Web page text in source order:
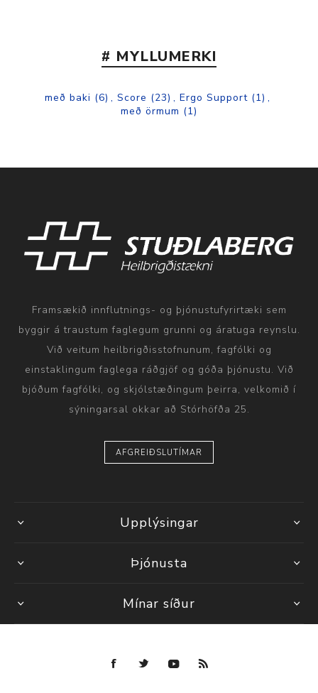
# MYLLUMERKI
með baki (6) , Score (23) , Ergo Support (1) ,
með örmum (1)
Framsækið innflutnings- og þjónustufyrirtæki sem
byggir á traustum faglegum grunni og áratuga reynslu.
Við veitum heilbrigðisstofnunum, fagfólki og
einstaklingum faglega ráðgjöf og góða þjónustu. Við
bjóðum fagfólki, og skjólstæðingum þeirra, velkomið í
sýningarsal okkar að Stórhöfða 25.
AFGREIÐSLUTÍMAR
Upplýsingar
Þjónusta
Mínar síður